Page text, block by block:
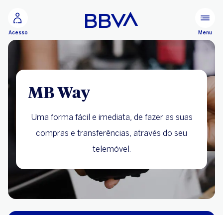
Configurar personalização
Acesso Menu
MB Way
Uma forma fácil e imediata, de fazer as suas
compras e transferências, através do seu
telemóvel.